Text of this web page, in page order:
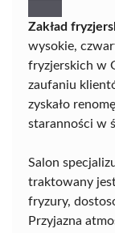
Zakład
wysokie,
fryzjerskich w
zaufaniu
zyskało
staranności w
Salon
traktowany
fryzury,
Przyjazna